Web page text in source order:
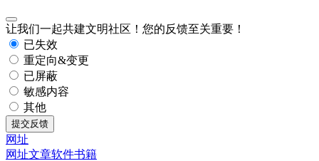
让我们一起共建文明社区！您的反馈至关重要！
已失效
重定向&变更
已屏蔽
敏感内容
其他
提交反馈
网址
网址文章软件书籍